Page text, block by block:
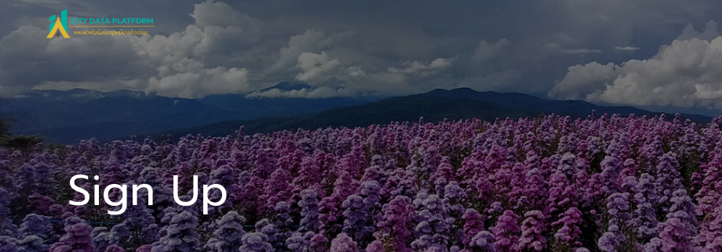
to
Sign Up